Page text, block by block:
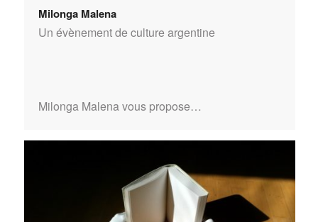
Milonga Malena
Un évènement de culture argentine
Milonga Malena vous propose…